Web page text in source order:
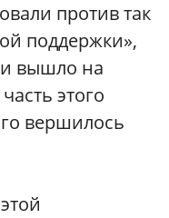
против так
поддержки»,
вышло на
этого
вершилось